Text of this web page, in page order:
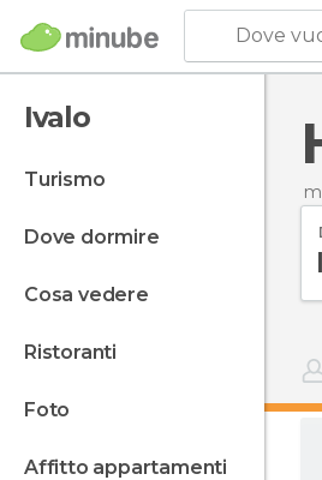
Dove
Ivalo
turismo
dove dormire
cosa vedere
ristoranti
foto
affitto appartamenti